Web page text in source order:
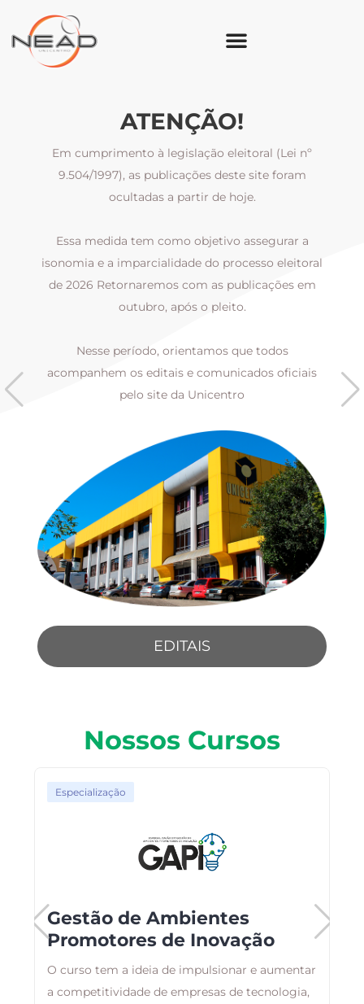
ATENÇÃO!
Em cumprimento à legislação eleitoral (Lei nº
9.504/1997), as publicações deste site foram
ocultadas a partir de hoje.
Essa medida tem como objetivo assegurar a
isonomia e a imparcialidade do processo eleitoral
de 2026 Retornaremos com as publicações em
outubro, após o pleito.
Nesse período, orientamos que todos
acompanhem os editais e comunicados oficiais
pelo site da Unicentro
EDITAIS
Nossos Cursos
Especialização
Gestão de Ambientes
Promotores de Inovação
O curso tem a ideia de impulsionar e aumentar
a competitividade de empresas de tecnologia,